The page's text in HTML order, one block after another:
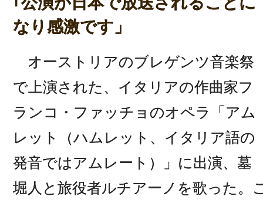
なり感激です」
オーストリアのブレゲンツ音楽祭
で上演された、イタリアの作曲家フ
ランコ・ファッチョのオペラ「アム
レット（ハムレット、イタリア語の
発音ではアムレート）」に出演、墓
堀人と旅役者ルチアーノを歌った。